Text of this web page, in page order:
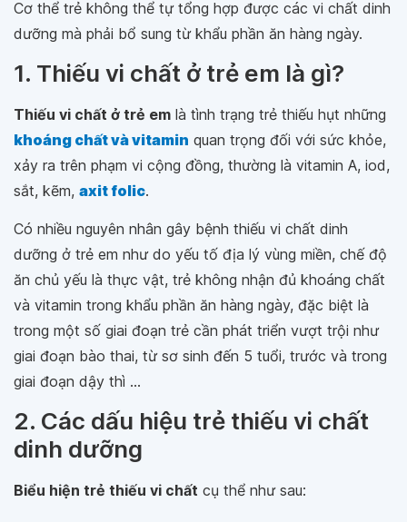
Cơ thể trẻ không thể tự tổng hợp được các vi chất dinh
dưỡng mà phải bổ sung từ khẩu phần ăn hàng ngày.
1. Thiếu vi chất ở trẻ em là gì?
Thiếu vi chất ở trẻ em là tình trạng trẻ thiếu hụt những
khoáng chất và vitamin quan trọng đối với sức khỏe,
xảy ra trên phạm vi cộng đồng, thường là vitamin A, iod,
sắt, kẽm, axit folic.
Có nhiều nguyên nhân gây bệnh thiếu vi chất dinh
dưỡng ở trẻ em như do yếu tố địa lý vùng miền, chế độ
ăn chủ yếu là thực vật, trẻ không nhận đủ khoáng chất
và vitamin trong khẩu phần ăn hàng ngày, đặc biệt là
trong một số giai đoạn trẻ cần phát triển vượt trội như
giai đoạn bào thai, từ sơ sinh đến 5 tuổi, trước và trong
giai đoạn dậy thì ...
2. Các dấu hiệu trẻ thiếu vi chất
dinh dưỡng
Biểu hiện trẻ thiếu vi chất cụ thể như sau: